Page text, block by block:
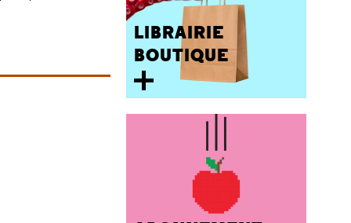
LIBRAIRIE
BOUTIQUE